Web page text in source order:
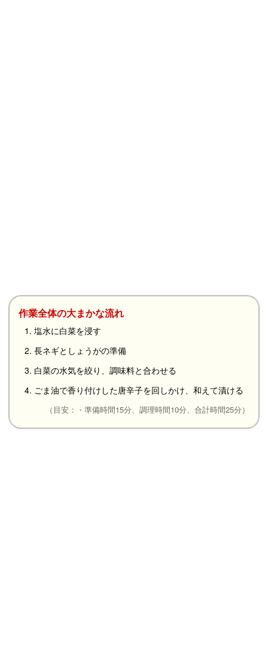
作業全体の大まかな流れ
1. 塩水に白菜を浸す
2. 長ネギとしょうがの準備
3. 白菜の水気を絞り、調味料と合わせる
4. ごま油で香り付けした唐辛子を回しかけ、和えて漬ける
（目安：・準備時間15分、調理時間10分、合計時間25分）